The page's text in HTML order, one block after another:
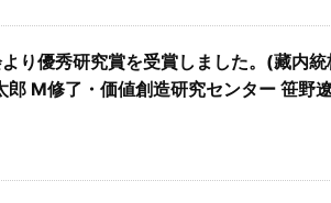
り優秀研究賞を受賞しました。(藏内統
M修了・価値創造研究センター 笹野